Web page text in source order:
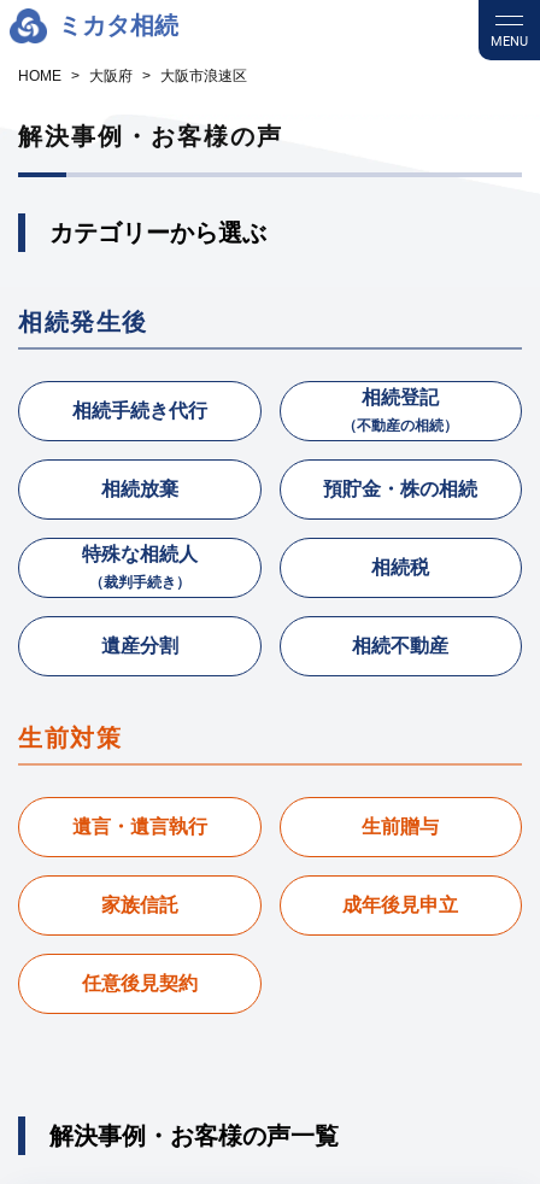
ミカタ相続
MENU
HOME 大阪府 大阪市浪速区
解決事例・お客様の声
カテゴリーから選ぶ
相続発生後
相続手続き代行
相続登記
（不動産の相続）
相続放棄 預貯金・株の相続
特殊な相続人
（裁判手続き）
相続税
遺産分割 相続不動産
生前対策
遺言・遺言執行 生前贈与
家族信託 成年後見申立
任意後見契約
解決事例・お客様の声一覧